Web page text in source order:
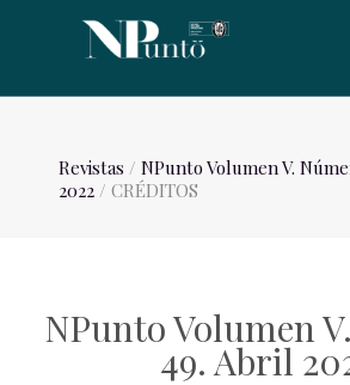
Revistas / NPunto Volumen V.
2022/ CRÉDITOS
NPunto Volumen
49. Abril